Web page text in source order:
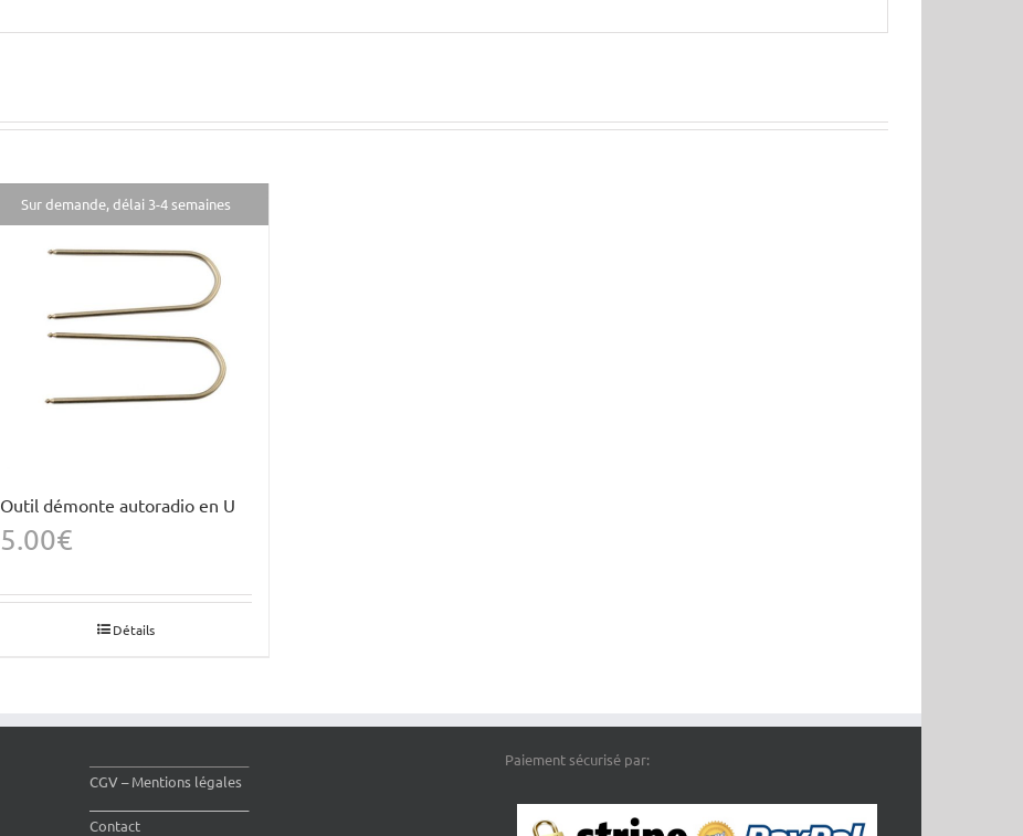
Outil démonte autoradio en U
5.00€
Détails
CGV – Mentions légales
Contact
Paiement sécurisé par: